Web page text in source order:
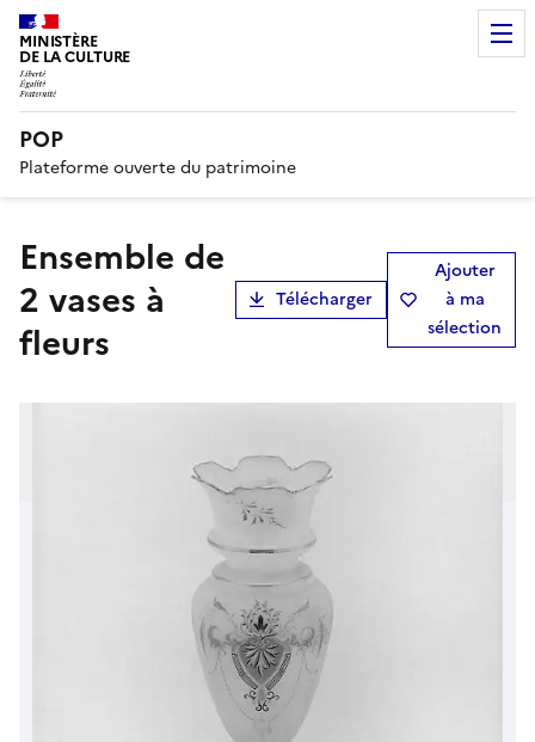
MINISTÈRE
DE LA CULTURE
POP
Plateforme ouverte du patrimoine
ensemble de
2 vases à
fleurs
Télécharger
Ajouter
à ma
sélection